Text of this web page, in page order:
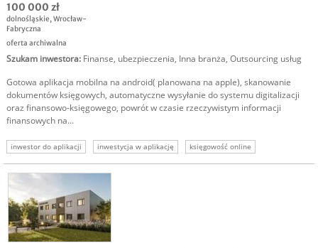
100 000 zł
dolnośląskie,Wrocław-
Fabryczna
oferta archiwalna
Szukam inwestora: Finanse, ubezpieczenia, Inna branża, Outsourcing usług
Gotowa aplikacja mobilna na android( planowana na apple), skanowanie
dokumentów księgowych, automatyczne wysyłanie do systemu digitalizacji
oraz finansowo-księgowego, powrót w czasie rzeczywistym informacji
finansowych na...
inwestor do aplikacji inwestycja w aplikację
księgowość online
inwestycja w biznes